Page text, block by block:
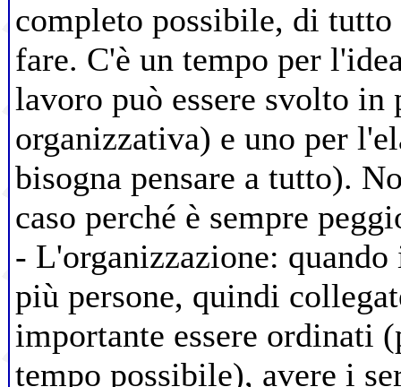
completo possibile, di tutto
fare. C'è un tempo per
lavoro può essere svolto in
organizzativa) e uno per
bisogna pensare a tutto).
caso perché è sempre
- L'organizzazione:
più persone, quindi
importante essere ordinati
tempo possibile), avere i